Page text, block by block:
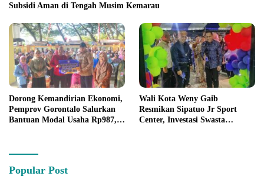
Subsidi Aman di Tengah Musim Kemarau
Dorong Kemandirian Ekonomi,
Pemprov Gorontalo Salurkan
Bantuan Modal Usaha Rp987,5
Wali Kota Weny Gaib
Resmikan Sipatuo Jr Sport
Center, Investasi Swasta
Popular Post